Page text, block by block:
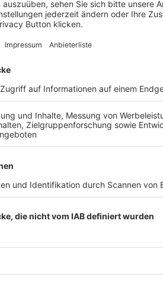
-:-
-
- - -
-:-
- -
- - -